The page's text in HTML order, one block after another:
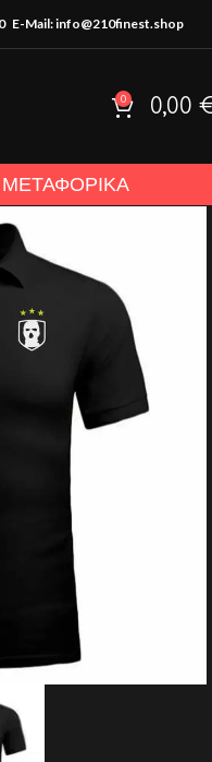
E-Mail: info@210finest.shop
0 0,00